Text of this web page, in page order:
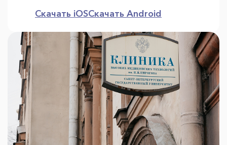
Скачать iOSСкачать Android